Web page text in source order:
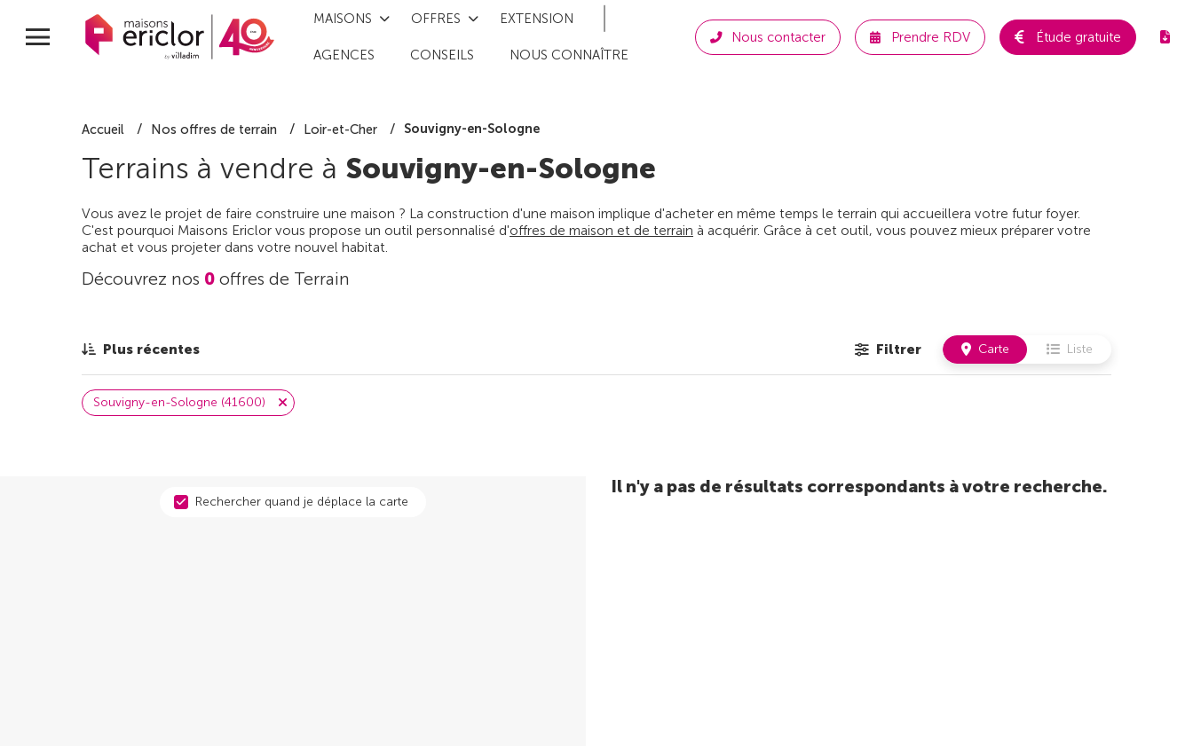
MAISONS OFFRES EXTENSION
AGENCES CONSEILS NOUS CONNAÎTRE
Nous contacter Prendre RDV Étude gratuite
Accueil Nos offres de terrain Loir-et-Cher Souvigny-en-Sologne
Terrains à vendre à Souvigny-en-Sologne
Vous avez le projet de faire construire une maison ? La construction d'une maison implique d'acheter en même temps le terrain qui accueillera votre futur foyer.
C'est pourquoi Maisons Ericlor vous propose un outil personnalisé d'offres de maison et de terrain à acquérir. Grâce à cet outil, vous pouvez mieux préparer votre
achat et vous projeter dans votre nouvel habitat.
Découvrez nos 0 offres de Terrain
Plus récentes Filtrer Carte Liste
Souvigny-en-Sologne (41600)
Rechercher quand je déplace la carte
Il n'y a pas de résultats correspondants à votre recherche.